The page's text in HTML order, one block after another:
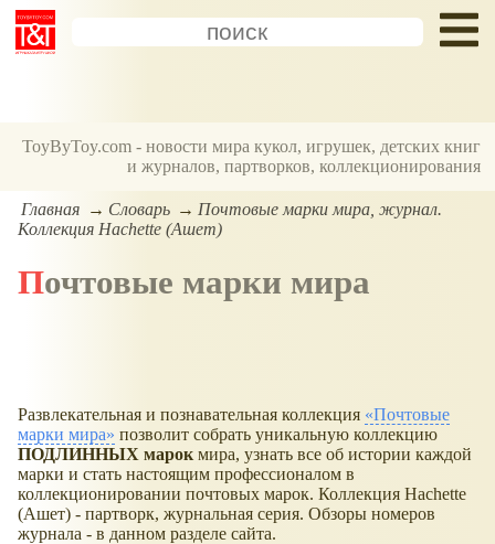
ToyByToy.com - новости мира кукол, игрушек, детских книг
и журналов, партворков, коллекционирования
Главная Словарь
Почтовые марки мира, журнал.
Коллекция Hachette (Ашет)
Почтовые марки мира
Развлекательная и познавательная коллекция
Почтовые
марки мира
позволит собрать уникальную коллекцию
ПОДЛИННЫХ марок мира, узнать все об истории каждой
марки и стать настоящим профессионалом в
коллекционировании почтовых марок. Коллекция Hachette
(Ашет) - партворк, журнальная серия. Обзоры номеров
журнала - в данном разделе сайта.